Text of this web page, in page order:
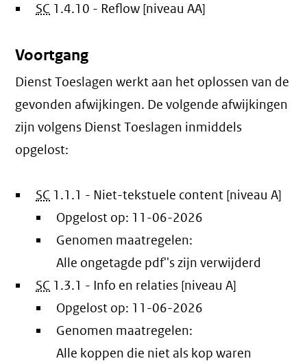
SC 1.4.10 - Reflow [niveau AA]
Voortgang
Dienst Toeslagen werkt aan het oplossen van de
gevonden afwijkingen. De volgende afwijkingen
zijn volgens Dienst Toeslagen inmiddels
opgelost:
SC 1.1.1 - Niet-tekstuele content [niveau A]
Opgelost op: 11-06-2026
Genomen maatregelen:
Alle ongetagde pdf''s zijn verwijderd
SC 1.3.1 - Info en relaties [niveau A]
Opgelost op: 11-06-2026
Genomen maatregelen:
Alle koppen die niet als kop waren